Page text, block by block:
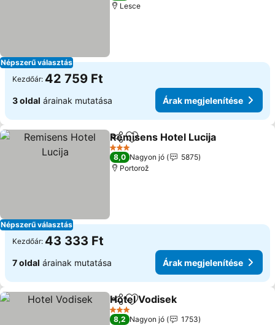
Népszerű választás
Lesce
Kezdőár: 42 759 Ft
3 oldal árainak mutatása Árak megjelenítése
Népszerű választás
Megosztás
Hozzáadás a kedvencekhez
Remisens Hotel Lucija
3 Kategória
8,0 Nagyon jó
5875
Portorož
Kezdőár: 43 333 Ft
7 oldal árainak mutatása Árak megjelenítése
Megosztás
Hozzáadás a kedvencekhez
Hotel Vodisek
3 Kategória
8,2 Nagyon jó
1753